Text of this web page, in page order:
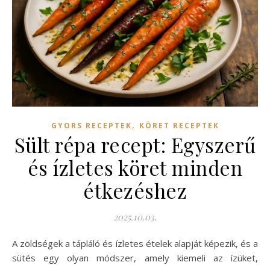
GYORS RECEPTEK, KÖRET RECEPTEK
Sült répa recept: Egyszerű
és ízletes köret minden
étkezéshez
2025.10.03.
A zöldségek a tápláló és ízletes ételek alapját képezik, és a
sütés egy olyan módszer, amely kiemeli az ízüket,